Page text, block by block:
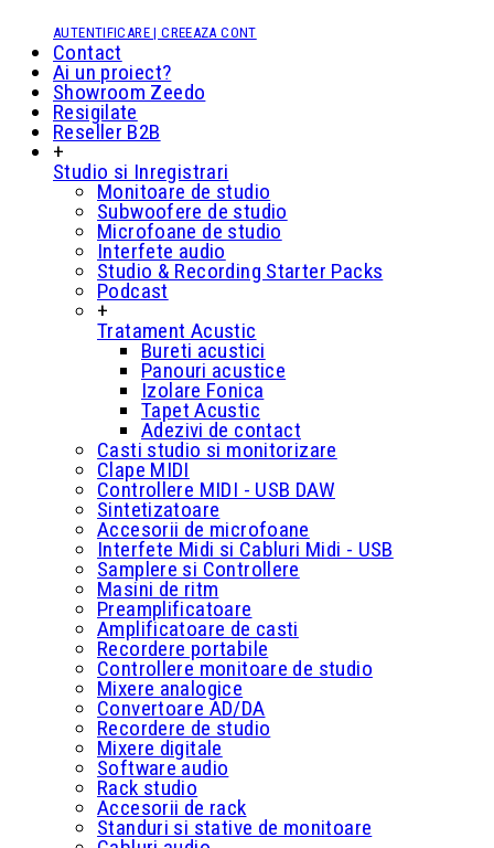
AUTENTIFICARE | CREEAZA CONT
Contact
Ai un proiect?
Showroom Zeedo
Resigilate
Reseller B2B
+
Studio si Inregistrari
Monitoare de studio
Subwoofere de studio
Microfoane de studio
Interfete audio
Studio & Recording Starter Packs
Podcast
+
Tratament Acustic
Bureti acustici
Panouri acustice
Izolare Fonica
Tapet Acustic
Adezivi de contact
Casti studio si monitorizare
Clape MIDI
Controllere MIDI - USB DAW
Sintetizatoare
Accesorii de microfoane
Interfete Midi si Cabluri Midi - USB
Samplere si Controllere
Masini de ritm
Preamplificatoare
Amplificatoare de casti
Recordere portabile
Controllere monitoare de studio
Mixere analogice
Convertoare AD/DA
Recordere de studio
Mixere digitale
Software audio
Rack studio
Accesorii de rack
Standuri si stative de monitoare